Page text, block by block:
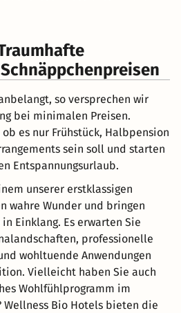
so versprechen wir
bei minimalen Preisen.
es nur Frühstück, Halbpension
sein soll und starten
Entspannungsurlaub.
unserer erstklassigen
wahre Wunder und bringen
Einklang. Es erwarten Sie
professionelle
wohltuende Anwendungen
Vielleicht haben Sie auch
Wohlfühlprogramm im
Bio Hotels bieten die